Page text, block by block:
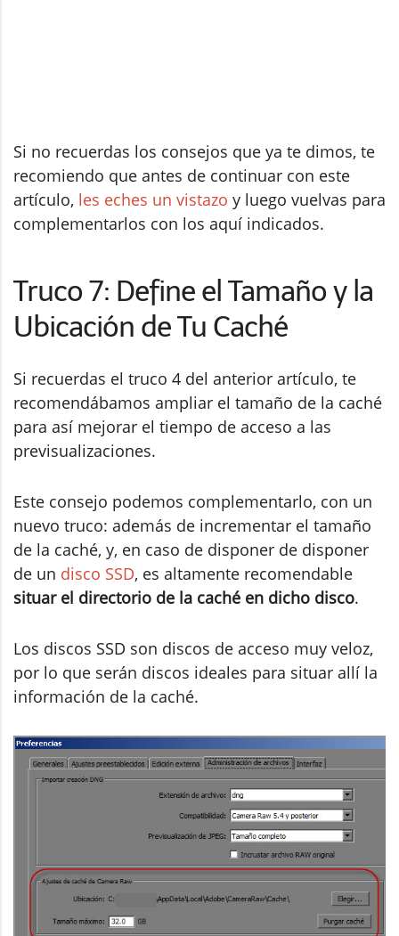
Si no recuerdas los consejos que ya te dimos, te
recomiendo que antes de continuar con este
artículo, les eches un vistazo y luego vuelvas para
complementarlos con los aquí indicados.
Truco 7: Define el Tamaño y la
Ubicación de Tu Caché
Si recuerdas el truco 4 del anterior artículo, te
recomendábamos ampliar el tamaño de la caché
para así mejorar el tiempo de acceso a las
previsualizaciones.
Este consejo podemos complementarlo, con un
nuevo truco: además de incrementar el tamaño
de la caché, y, en caso de disponer de disponer
de un disco SSD, es altamente recomendable
situar el directorio de la caché en dicho disco.
Los discos SSD son discos de acceso muy veloz,
por lo que serán discos ideales para situar allí la
información de la caché.